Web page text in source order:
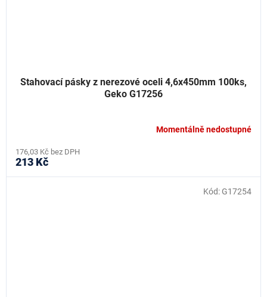
Stahovací pásky z nerezové oceli 4,6x450mm 100ks,
Geko G17256
Momentálně nedostupné
176,03 Kč bez DPH
213 Kč
Kód: G17254